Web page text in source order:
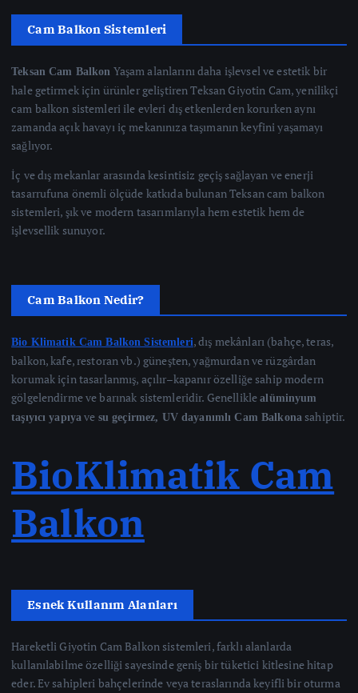
Cam Balkon Sistemleri
Teksan Cam Balkon Yaşam alanlarını daha işlevsel ve estetik bir
hale getirmek için ürünler geliştiren Teksan Giyotin Cam, yenilikçi
cam balkon sistemleri ile evleri dış etkenlerden korurken aynı
zamanda açık havayı iç mekanınıza taşımanın keyfini yaşamayı
sağlıyor.
İç ve dış mekanlar arasında kesintisiz geçiş sağlayan ve enerji
tasarrufuna önemli ölçüde katkıda bulunan Teksan cam balkon
sistemleri, şık ve modern tasarımlarıyla hem estetik hem de
işlevsellik sunuyor.
Cam Balkon Nedir?
Bio Klimatik Cam Balkon Sistemleri, dış mekânları (bahçe, teras,
balkon, kafe, restoran vb.) güneşten, yağmurdan ve rüzgârdan
korumak için tasarlanmış, açılır–kapanır özelliğe sahip modern
gölgelendirme ve barınak sistemleridir. Genelliklealüminyum
taşıyıcı yapıya ve su geçirmez, UV dayanımlı Cam Balkona sahiptir.
BioKlimatik Cam
Balkon
Esnek Kullanım Alanları
Hareketli Giyotin Cam Balkon sistemleri, farklı alanlarda
kullanılabilme özelliği sayesinde geniş bir tüketici kitlesine hitap
eder. Ev sahipleri bahçelerinde veya teraslarında keyifli bir oturma